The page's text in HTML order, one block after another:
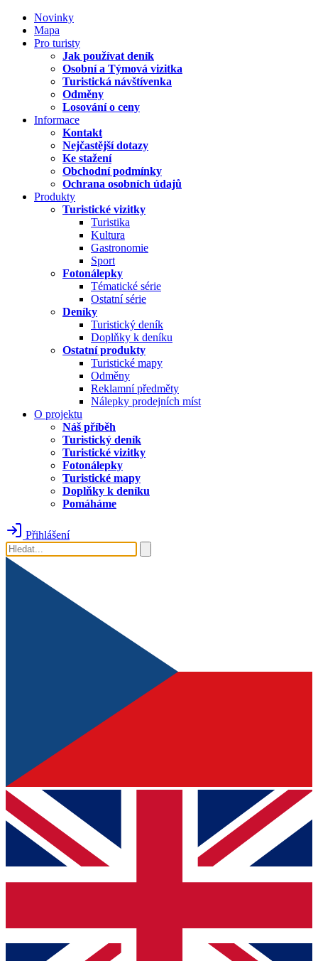
Novinky
Mapa
Pro turisty
Jak používat deník
Osobní a Týmová vizitka
Turistická návštívenka
Odměny
Losování o ceny
Informace
Kontakt
Nejčastější dotazy
Ke stažení
Obchodní podmínky
Ochrana osobních údajů
Produkty
Turistické vizitky
Turistika
Kultura
Gastronomie
Sport
Fotonálepky
Tématické série
Ostatní série
Deníky
Turistický deník
Doplňky k deníku
Ostatní produkty
Turistické mapy
Odměny
Reklamní předměty
Nálepky prodejních míst
O projektu
Náš příběh
Turistický deník
Turistické vizitky
Fotonálepky
Turistické mapy
Doplňky k deníku
Pomáháme
Přihlášení